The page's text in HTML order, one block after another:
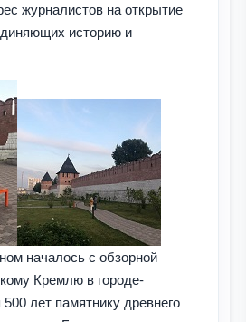
журналистов на открытие
историю и
началось с обзорной
Кремлю в городе-
лет памятнику древнего